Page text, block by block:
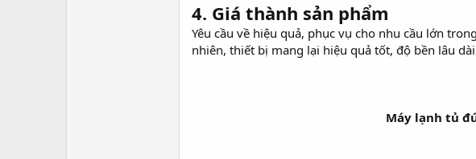
4. Giá thành sản phẩm
Yêu cầu về hiệu quả, phục vụ cho nhu cầu lớn
nhiên, thiết bị mang lại hiệu quả tốt, độ bền lâu
Máy lạnh tủ